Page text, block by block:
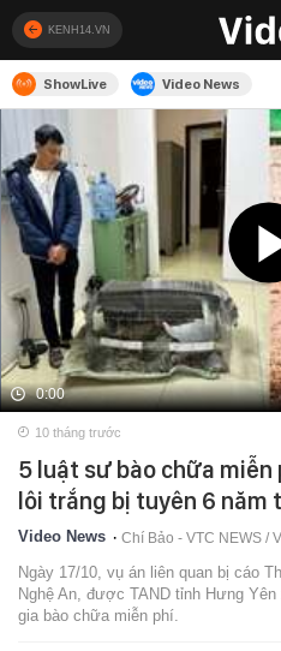
KENH14.VN
ShowLive Video News
0:00
10 tháng trước
5 luật sư bào chữa
lôi trắng bị tuyên 6 năm
Video News Chí Bảo - VTC NEWS /
Ngày 17/10, vụ án liên quan bị cáo
Nghệ An, được TAND tỉnh Hưng
gia bào chữa miễn phí.